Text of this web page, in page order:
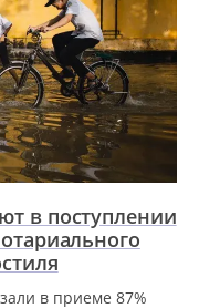
в поступлении
в приеме 87%